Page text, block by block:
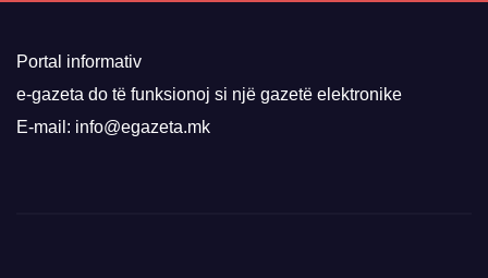
Portal informativ
e-gazeta do të funksionoj si një gazetë elektronike
E-mail: info@egazeta.mk